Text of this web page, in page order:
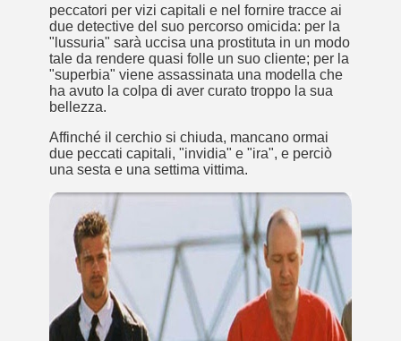
peccatori per vizi capitali e nel fornire tracce ai
due detective del suo percorso omicida: per la
"lussuria" sarà uccisa una prostituta in un modo
tale da rendere quasi folle un suo cliente; per la
"superbia" viene assassinata una modella che
ha avuto la colpa di aver curato troppo la sua
bellezza.
Affinché il cerchio si chiuda, mancano ormai
due peccati capitali, "invidia" e "ira", e perciò
una sesta e una settima vittima.
Se Ti Piacciono nel mese di Aprile 2014.